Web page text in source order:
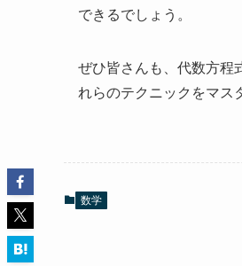
できるでしょう。
ぜひ皆さんも、代数方程
れらのテクニックをマス
数学